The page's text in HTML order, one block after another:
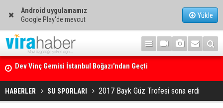
Android uygulamamız
Google Play'de mevcut
Yükle
Ege Denizi’nin En Büyük Mercan Ormanı
HABERLER SU SPORLARI 2017 Bayk Güz Trofesi sona erdi